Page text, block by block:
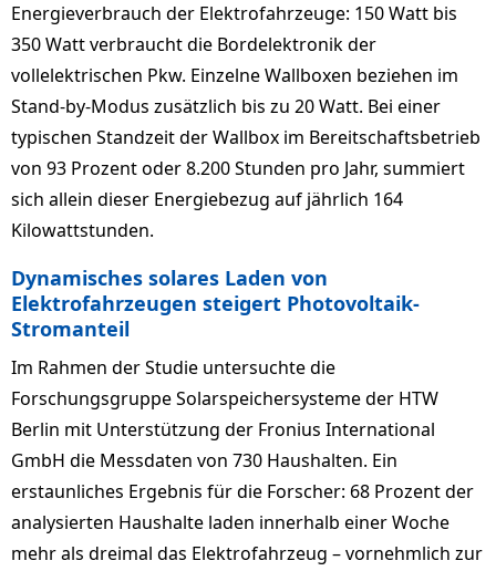
Energieverbrauch der Elektrofahrzeuge: 150 Watt bis
350 Watt verbraucht die Bordelektronik der
vollelektrischen Pkw. Einzelne Wallboxen beziehen im
Stand-by-Modus zusätzlich bis zu 20 Watt. Bei einer
typischen Standzeit der Wallbox im Bereitschaftsbetrieb
von 93 Prozent oder 8.200 Stunden pro Jahr, summiert
sich allein dieser Energiebezug auf jährlich 164
Kilowattstunden.
Dynamisches solares Laden von
Elektrofahrzeugen steigert Photovoltaik-
Stromanteil
Im Rahmen der Studie untersuchte die
Forschungsgruppe Solarspeichersysteme der HTW
Berlin mit Unterstützung der Fronius International
GmbH die Messdaten von 730 Haushalten. Ein
erstaunliches Ergebnis für die Forscher: 68 Prozent der
analysierten Haushalte laden innerhalb einer Woche
mehr als dreimal das Elektrofahrzeug – vornehmlich zur